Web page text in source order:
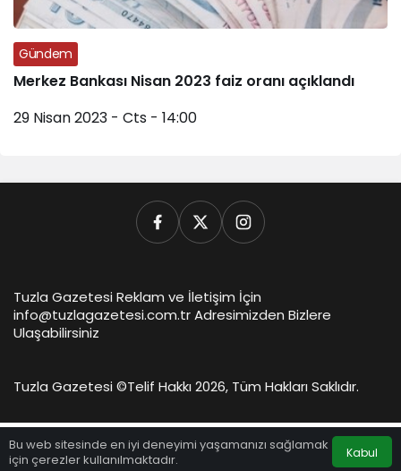
açıklandı
Haberleri
Gündem
Merkez Bankası Nisan 2023 faiz oranı açıklandı
29 Nisan 2023 - Cts - 14:00
Bu web sitesinde en iyi deneyimi yaşamanızı sağlamak
için çerezler kullanılmaktadır.
Kabul
Anasayfa Hesabım
Tuzla Gazetesi Reklam ve İletişim İçin
info@tuzlagazetesi.com.tr Adresimizden Bizlere
Ulaşabilirsiniz
Tuzla Gazetesi ©Telif Hakkı 2026, Tüm Hakları Saklıdır.